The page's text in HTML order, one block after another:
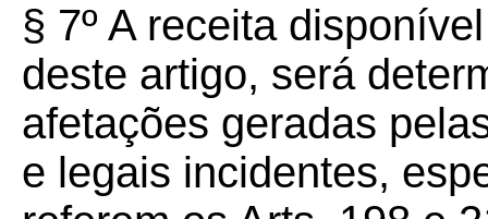
§ 7º A receita
deste artigo, será
afetações geradas
e legais incidentes,